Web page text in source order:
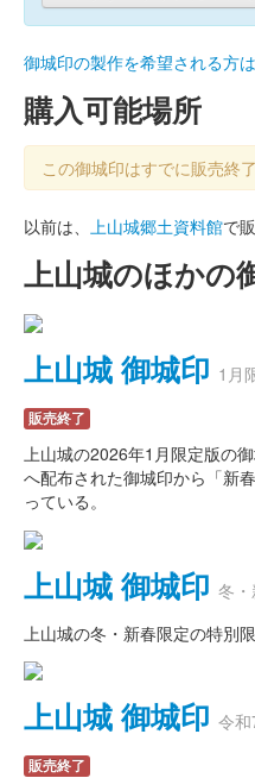
御城印の製作を希望される方
購入可能場所
この御城印はすでに販売終
以前は、 上山城郷土資料館で
上山城のほかの
上山城 御城印 1月
販売終了
上山城の2026年1月限定版の
へ配布された御城印から「新
っている。
上山城 御城印 冬
上山城の冬・新春限定の特別
上山城 御城印 令
販売終了